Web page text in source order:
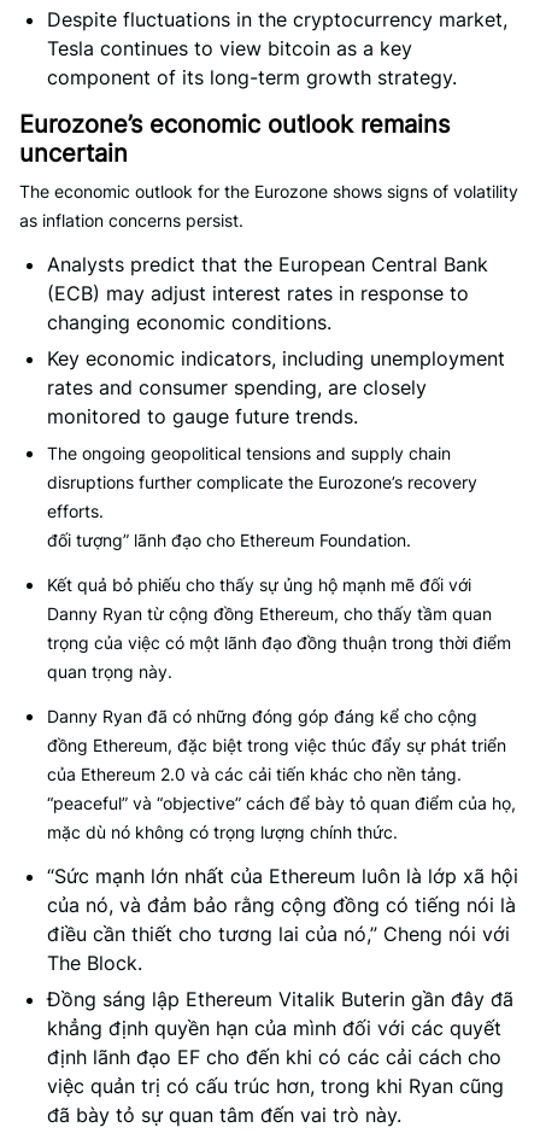
Despite fluctuations in the cryptocurrency market,
Tesla continues to view bitcoin as a key
component of its long-term growth strategy.
Eurozone’s economic outlook remains
uncertain
The economic outlook for the Eurozone shows signs of volatility
as inflation concerns persist.
Analysts predict that the European Central Bank
(ECB) may adjust interest rates in response to
changing economic conditions.
Key economic indicators, including unemployment
rates and consumer spending, are closely
monitored to gauge future trends.
The ongoing geopolitical tensions and supply chain
disruptions further complicate the Eurozone’s recovery
efforts.
đối tượng” lãnh đạo cho Ethereum Foundation.
Kết quả bỏ phiếu cho thấy sự ủng hộ mạnh mẽ đối với
Danny Ryan từ cộng đồng Ethereum, cho thấy tầm quan
trọng của việc có một lãnh đạo đồng thuận trong thời điểm
quan trọng này.
Danny Ryan đã có những đóng góp đáng kể cho cộng
đồng Ethereum, đặc biệt trong việc thúc đẩy sự phát triển
của Ethereum 2.0 và các cải tiến khác cho nền tảng.
“peaceful” và “objective” cách để bày tỏ quan điểm của họ,
mặc dù nó không có trọng lượng chính thức.
“Sức mạnh lớn nhất của Ethereum luôn là lớp xã hội
của nó, và đảm bảo rằng cộng đồng có tiếng nói là
điều cần thiết cho tương lai của nó,” Cheng nói với
The Block.
Đồng sáng lập Ethereum Vitalik Buterin gần đây đã
khẳng định quyền hạn của mình đối với các quyết
định lãnh đạo EF cho đến khi có các cải cách cho
việc quản trị có cấu trúc hơn, trong khi Ryan cũng
đã bày tỏ sự quan tâm đến vai trò này.